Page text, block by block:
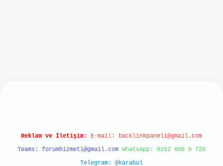
Reklam ve İletişim: E-mail: backlinkpaneli@gmail.com
Teams: forumhizmeti@gmail.com Whatsapp: 0262 606 0 726
Telegram: @karabul